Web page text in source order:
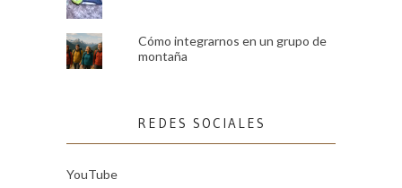
Cómo integrarnos en un grupo de
montaña
REDES SOCIALES
YouTube